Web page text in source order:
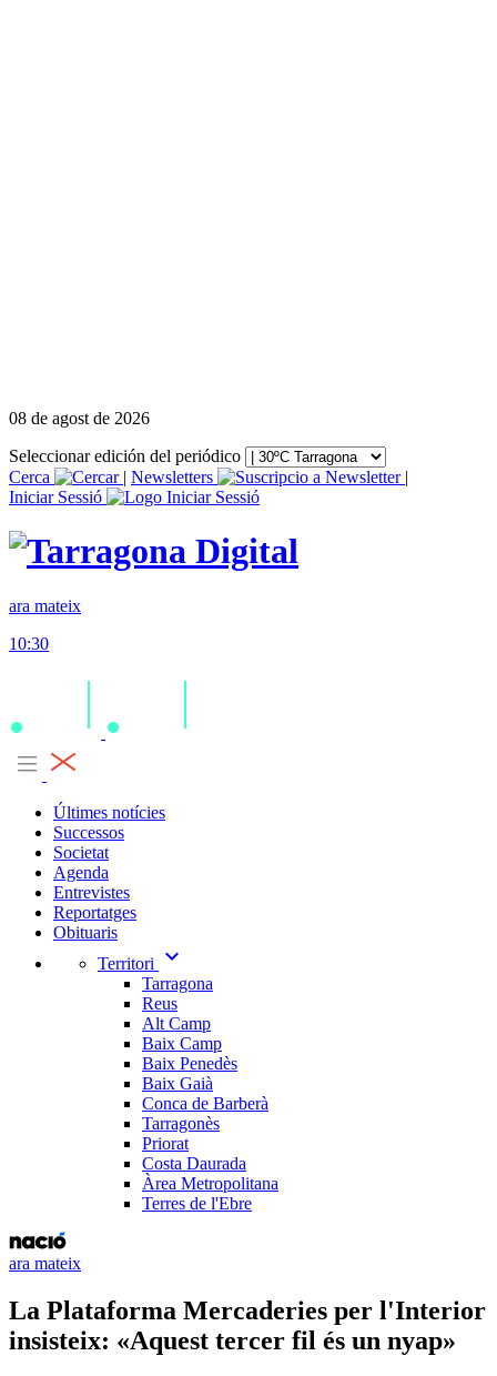
08 de agost de 2026
Seleccionar edición del periódico
Cerca
| Newsletters
|
Iniciar Sessió
ara mateix
10:30
Últimes notícies
Successos
Societat
Agenda
Entrevistes
Reportatges
Obituaris
Territori
expand_more
Tarragona
Reus
Alt Camp
Baix Camp
Baix Penedès
Baix Gaià
Conca de Barberà
Tarragonès
Priorat
Costa Daurada
Àrea Metropolitana
Terres de l'Ebre
ara mateix
La Plataforma Mercaderies per l'Interior
insisteix: «Aquest tercer fil és un nyap»